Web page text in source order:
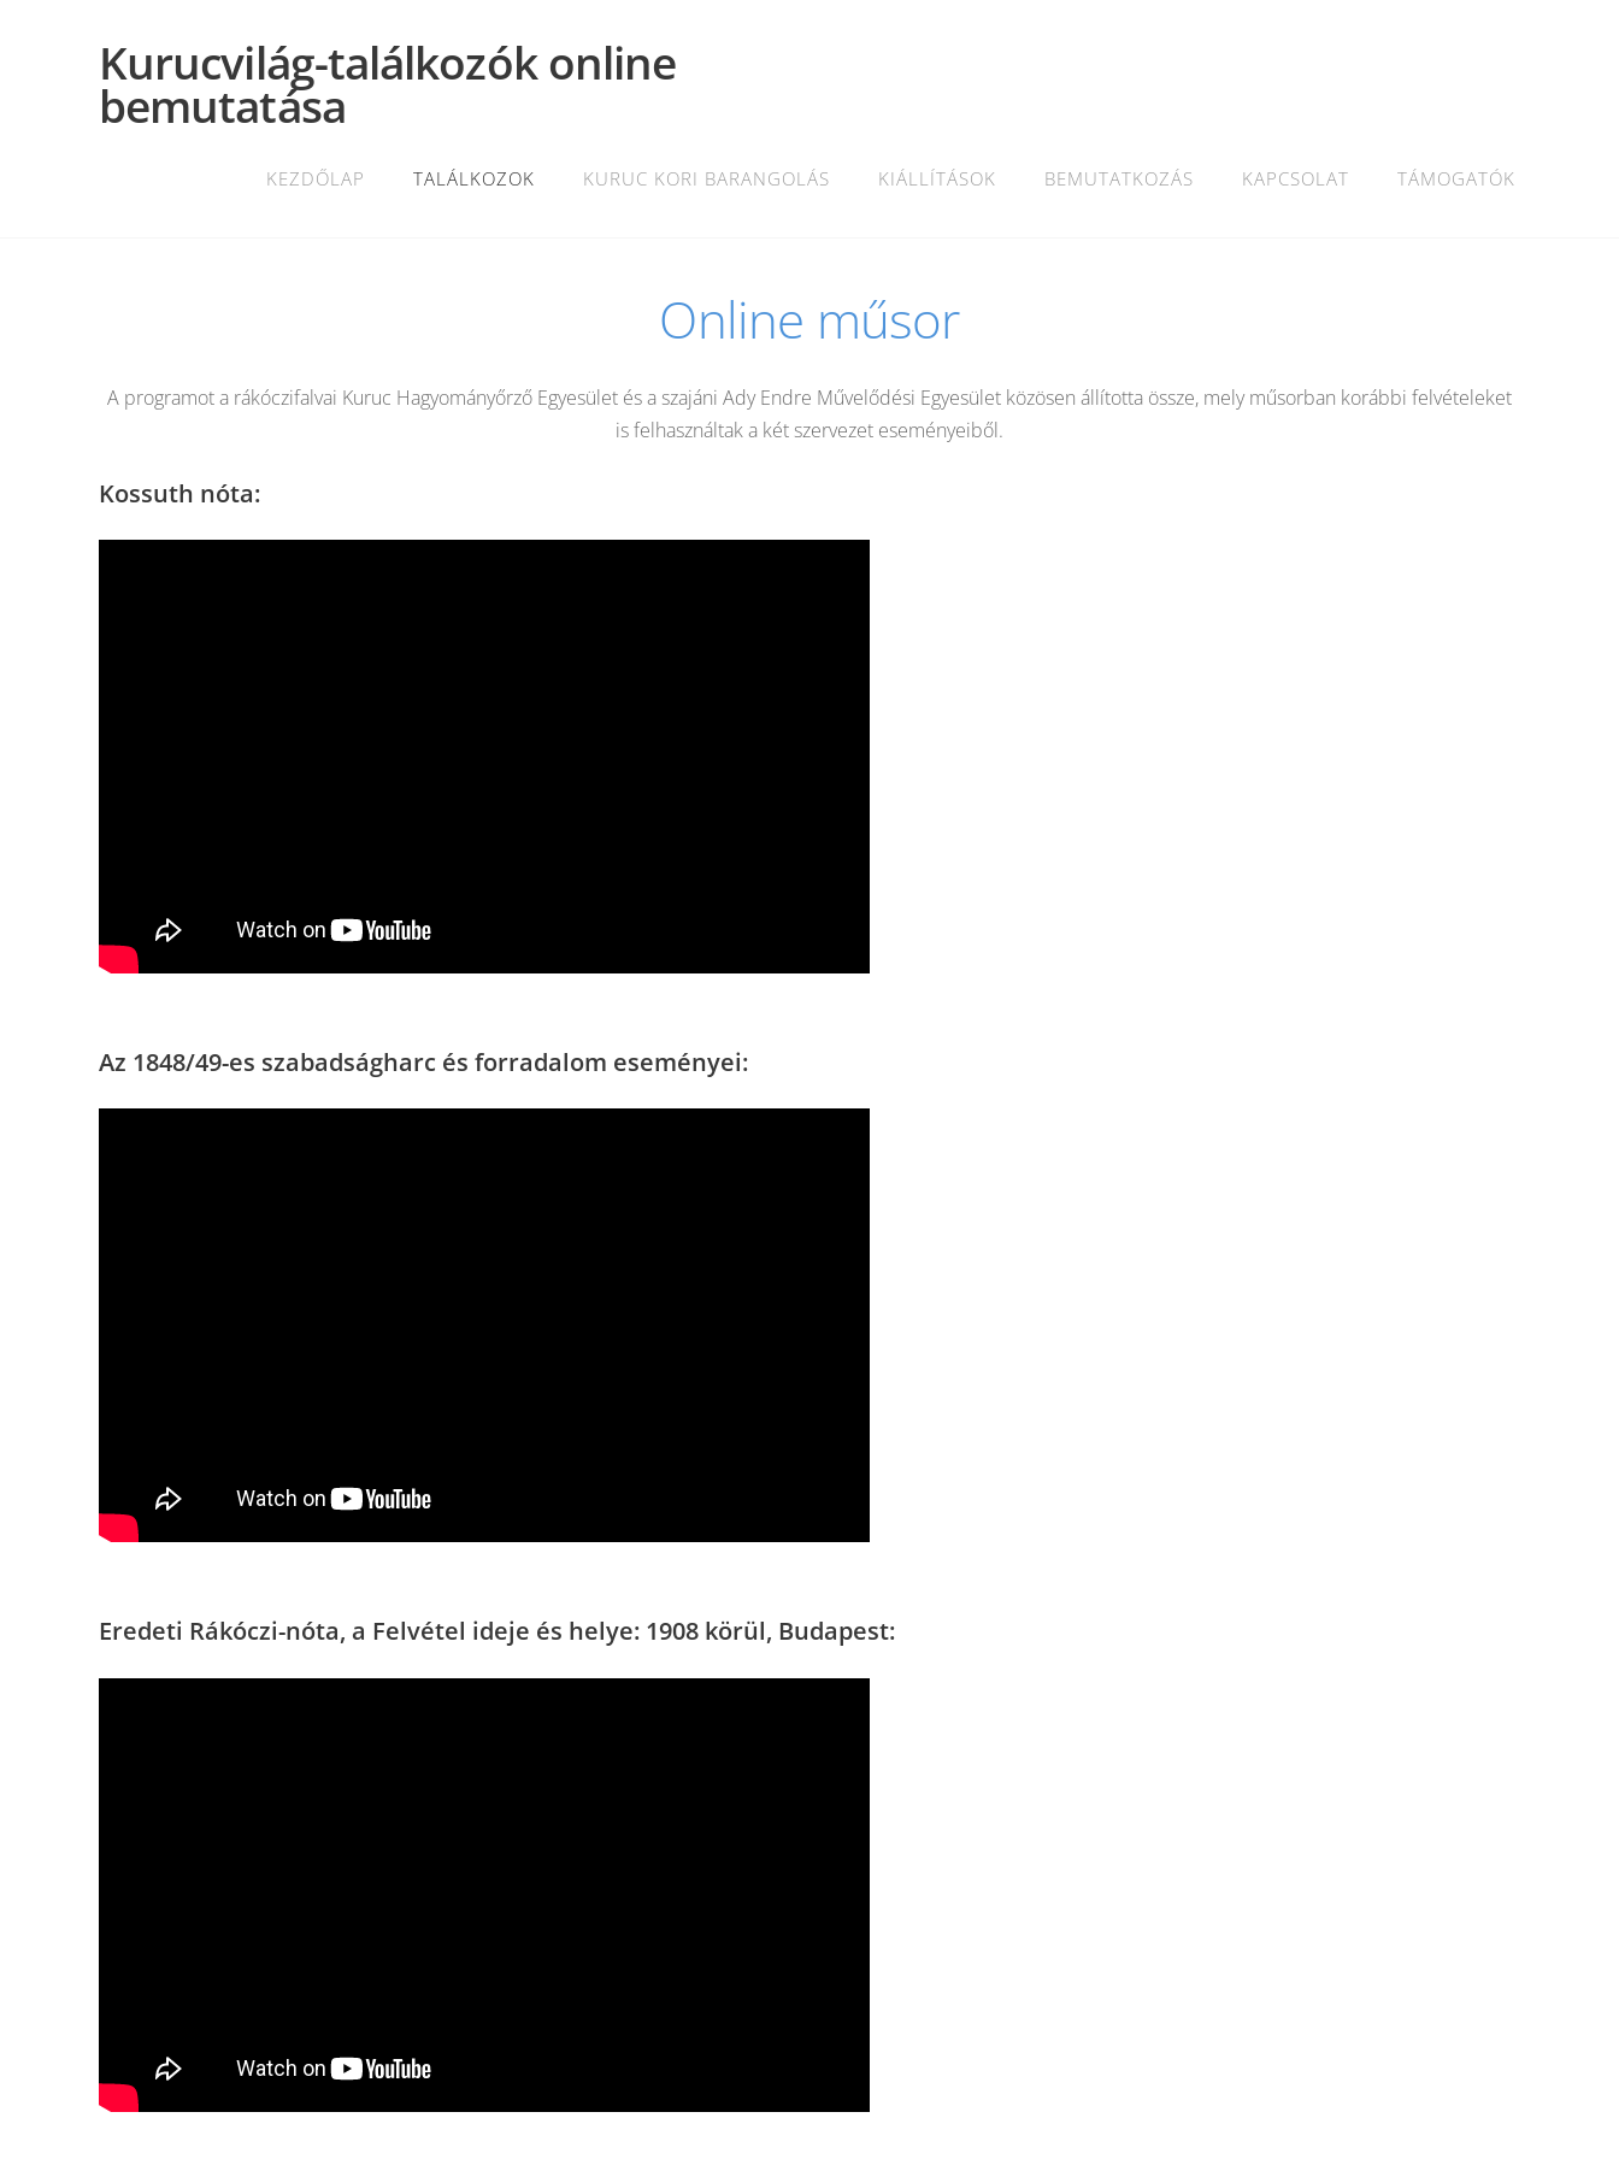
Kurucvilág-találkozók online
bemutatása
KEZDŐLAP TALÁLKOZOK KURUC KORI BARANGOLÁS KIÁLLÍTÁSOK BEMUTATKOZÁS KAPCSOLAT TÁMOGATÓK
Online műsor
A programot a rákóczifalvai Kuruc Hagyományőrző Egyesület és a szajáni Ady Endre Művelődési Egyesület közösen állította össze, mely műsorban korábbi felvételeket
is felhasználtak a két szervezet eseményeiből.
Kossuth nóta:
Az 1848/49-es szabadságharc és forradalom eseményei:
Eredeti Rákóczi-nóta, a Felvétel ideje és helye: 1908 körül, Budapest: